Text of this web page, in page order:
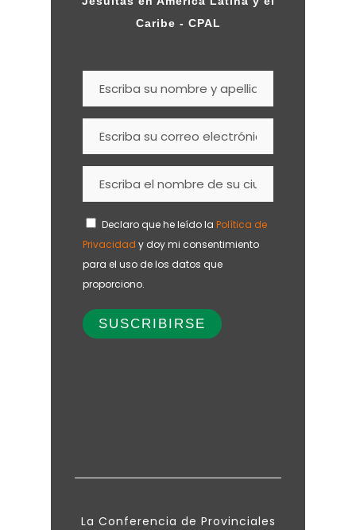
Caribe - CPAL
Declaro que he leído la Política de
Privacidad y doy mi consentimiento
para el uso de los datos que
proporciono.
La Conferencia de Provinciales